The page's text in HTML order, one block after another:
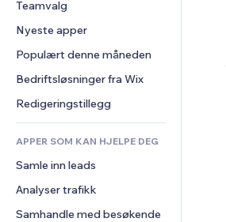
Konvertering
Lagerløsninger
Dropshipping
Priser og abonnement
Folkefinansiering
Mat og drikke
Video
PDF
Fildeling
Nyheter
Sidemaler
Bildeeffekter
Knapper og menyer
Bannere og merker
Kalkulatorer
Søk
Vær
Diagrammer og tabeller
Avstemninger
Chat
Kommentarer
Telefon
Samfunn
Anmeldelser og
Teamvalg
Nyeste apper
Populært denne måneden
Bedriftsløsninger fra Wix
Redigeringstillegg
APPER SOM KAN HJELPE DEG
Samle inn leads
Analyser trafikk
Samhandle med besøkende